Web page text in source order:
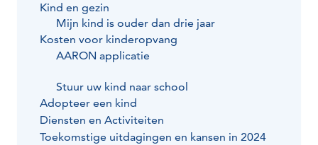
Kind en gezin
Mijn kind is ouder dan drie jaar
Kosten voor kinderopvang
AARON applicatie
Stuur uw kind naar school
Adopteer een kind
Diensten en Activiteiten
Toekomstige uitdagingen en kansen in 2024